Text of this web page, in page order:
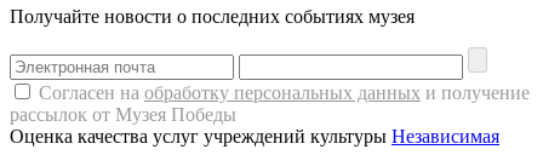
Получайте новости о последних событиях музея
Согласен на обработку персональных данных и получение
рассылок от Музея Победы
Оценка качества услуг учреждений культуры Независимая